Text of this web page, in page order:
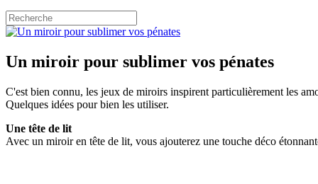
Un miroir pour sublimer vos pénates
C'est bien connu, les jeux de miroirs inspirent particulièrement les
Quelques idées pour bien les utiliser.
Une tête de lit
Avec un miroir en tête de lit, vous ajouterez une touche déco